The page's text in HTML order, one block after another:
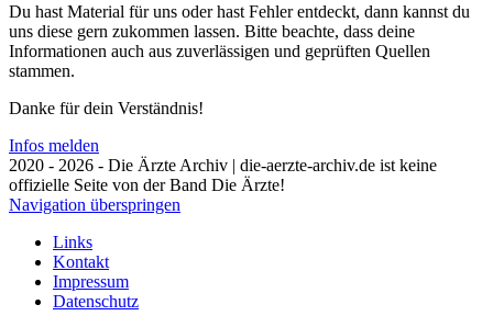
Du hast Material für uns oder hast Fehler entdeckt, dann kannst du
uns diese gern zukommen lassen. Bitte beachte, dass deine
Informationen auch aus zuverlässigen und geprüften Quellen
stammen.
Danke für dein Verständnis!
Infos melden
2020 - 2026 - Die Ärzte Archiv | die-aerzte-archiv.de ist keine
offizielle Seite von der Band Die Ärzte!
Navigation überspringen
Links
Kontakt
Impressum
Datenschutz